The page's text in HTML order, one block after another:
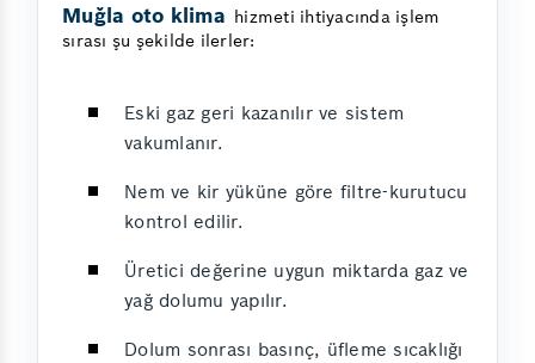
Muğla oto klima hizmeti ihtiyacında işlem
sırası şu şekilde ilerler:
Eski gaz geri kazanılır ve sistem
vakumlanır.
Nem ve kir yüküne göre filtre-kurutucu
kontrol edilir.
Üretici değerine uygun miktarda gaz ve
yağ dolumu yapılır.
Dolum sonrası basınç, üfleme sıcaklığı